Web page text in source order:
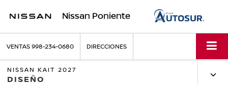
Nissan Poniente
VENTAS998-234-0680 DIRECCIONES
NISSAN KAIT 2027
DISEÑO